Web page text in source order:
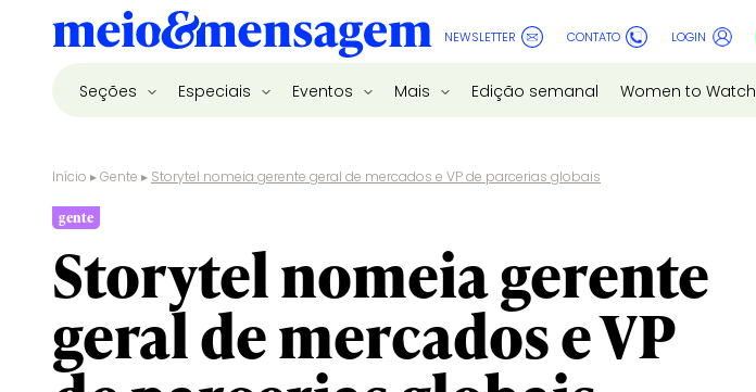
NEWSLETTER CONTATO LOGIN
Seções Especiais Eventos Mais Edição semanal Women to Watch
Início ▸Gente ▸ Storytel nomeia gerente geral de mercados e VP de parcerias globais
gente
Storytel nomeia gerente
geral de mercados e VP